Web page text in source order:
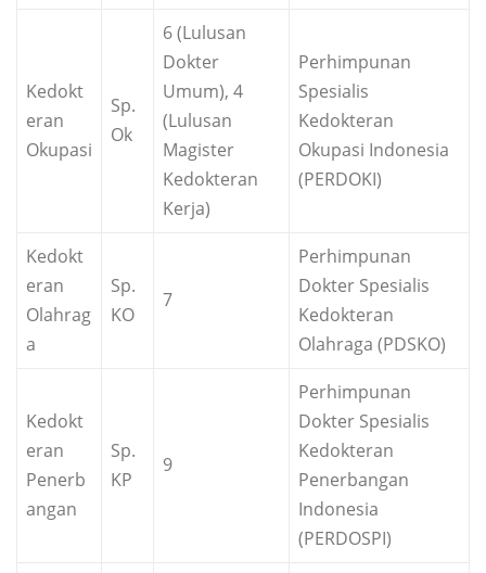
Kedokt
eran
Okupasi
Sp.
Ok
6 (Lulusan
Dokter
Umum), 4
(Lulusan
Magister
Kedokteran
Kerja)
Perhimpunan
Spesialis
Kedokteran
Okupasi Indonesia
(PERDOKI)
Kedokt
eran
Olahrag
a
Sp.
KO
7
Perhimpunan
Dokter Spesialis
Kedokteran
Olahraga (PDSKO)
Kedokt
eran
Penerb
angan
Sp.
KP
9
Perhimpunan
Dokter Spesialis
Kedokteran
Penerbangan
Indonesia
(PERDOSPI)